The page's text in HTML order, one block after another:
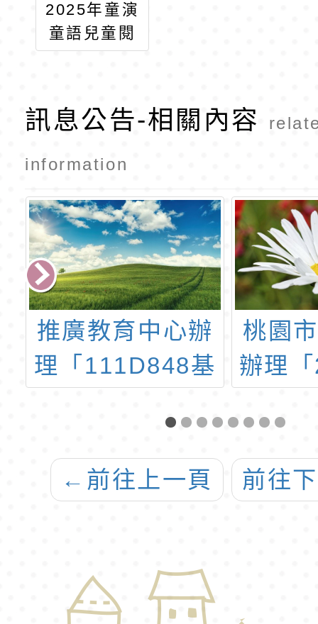
2025年童演
童語兒童閱
讀推廣活動
訊息公告-相關內容
information
推廣教育中心辦
理「111D848基
(四)」課程招生
訊息，即日起開
放報名
桃園
辦理
列講座
← 前往上一頁 前往